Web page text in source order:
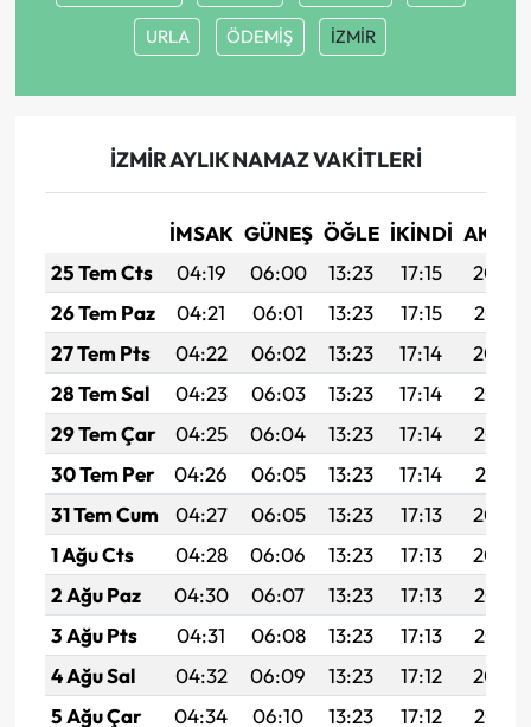
URLA ÖDEMİŞ İZMİR
İZMİR AYLIK NAMAZ VAKITLERI
İMSAK GÜNEŞ ÖĞLE İKINDI
25 Tem Cts
04:19 06:00 13:23 17:15
20:36
26 Tem Paz
04:21 06:01 13:23 17:15
20:35
27 Tem Pts
04:22 06:02 13:23 17:14
20:34
28 Tem Sal
04:23 06:03 13:23 17:14
20:33
29 Tem Çar
04:25 06:04 13:23 17:14
20:32
30 Tem Per
04:26 06:05 13:23 17:14
20:31
31 Tem Cum
04:27 06:05 13:23 17:13
20:30
1 Ağu Cts
04:28 06:06 13:23 17:13
20:29
2 Ağu Paz
04:30 06:07 13:23 17:13
20:28
3 Ağu Pts
04:31 06:08 13:23 17:13
20:27
4 Ağu Sal
04:32 06:09 13:23 17:12
20:26
5 Ağu Çar
04:34 06:10 13:23 17:12 20:25